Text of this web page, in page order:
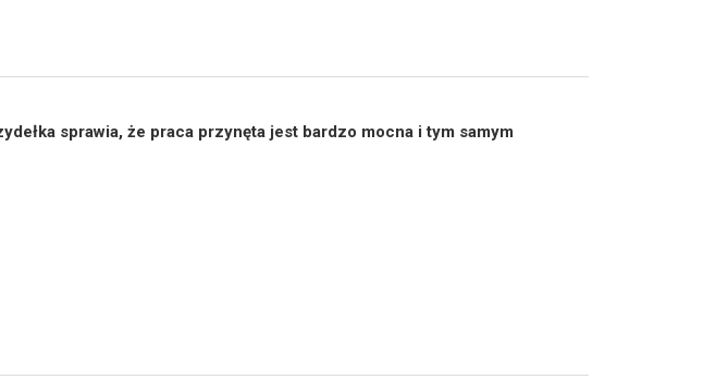
sprawia, że praca przynęta jest bardzo mocna i tym samym